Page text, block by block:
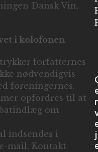
Dansk Vin,
i kolofonen
forfatternes
nødvendigvis
foreningernes.
opfordres til at
om
indsendes i
mail. Kontakt
j